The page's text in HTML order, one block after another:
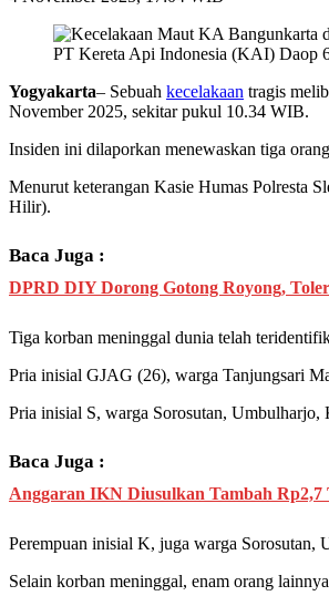
PT Kereta Api Indonesia (KAI) Daop
Yogyakarta– Sebuah kecelakaan tragis
November 2025, sekitar pukul 10.34 WIB.
Insiden ini dilaporkan menewaskan tiga
Menurut keterangan Kasie Humas Polresta
Hilir).
Baca Juga :
DPRD DIY Dorong Gotong Royong,
Tiga korban meninggal dunia telah
Pria inisial GJAG (26), warga Tanjungsari
Pria inisial S, warga Sorosutan, Umbulharjo,
Baca Juga :
Anggaran IKN Diusulkan Tambah
Perempuan inisial K, juga warga Sorosutan,
Selain korban meninggal, enam orang